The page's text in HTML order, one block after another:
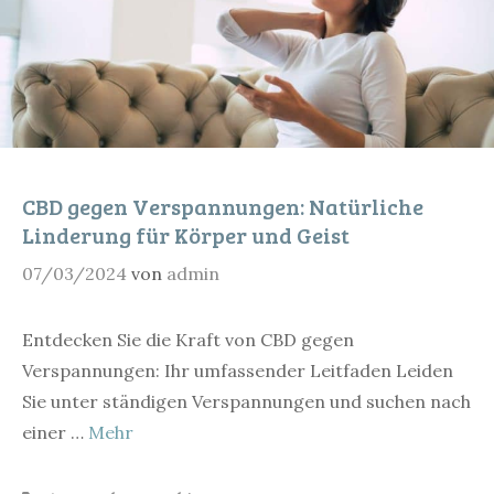
CBD gegen Verspannungen: Natürliche
Linderung für Körper und Geist
07/03/2024 von admin
Entdecken Sie die Kraft von CBD gegen
Verspannungen: Ihr umfassender Leitfaden Leiden
Sie unter ständigen Verspannungen und suchen nach
einer … Mehr